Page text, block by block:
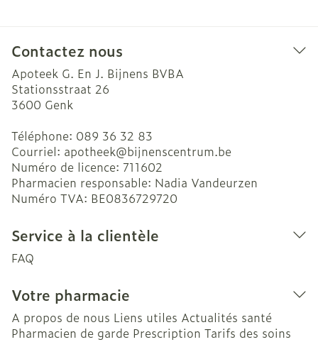
Contactez nous
Apoteek G. En J. Bijnens BVBA
Stationsstraat 26
3600 Genk
Téléphone: 089 36 32 83
Courriel: apotheek@bijnenscentrum.be
Numéro de licence: 711602
Pharmacien responsable: Nadia Vandeurzen
Numéro TVA: BE0836729720
Service à la clientèle
FAQ
Votre pharmacie
A propos de nous Liens utiles Actualités santé
Pharmacien de garde Prescription Tarifs des soins